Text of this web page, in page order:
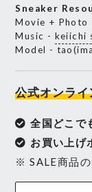
Sneaker
Movie + Photo
Music - keiichi
Model -
公式オンラ
全国どこで
お買い上げ
※ SALE商品の